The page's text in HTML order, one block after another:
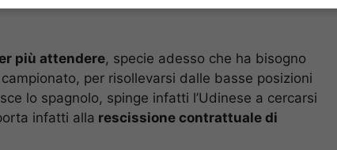
più attendere, specie adesso che ha bisogno
per risollevarsi dalle basse posizioni
lo spagnolo, spinge infatti l’Udinese a cercarsi
infatti alla rescissione contrattuale di